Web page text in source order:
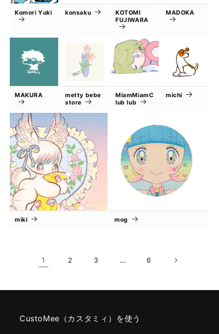
Komori Yuki konsaku
KOTOMI
FUJIWARA
MADOKA
MAKURA
metty bebe
store
MiamMiamC
lub lub
michi
miki mog
1 2 3 … 6
CustoMee（カスタミィ）を使う